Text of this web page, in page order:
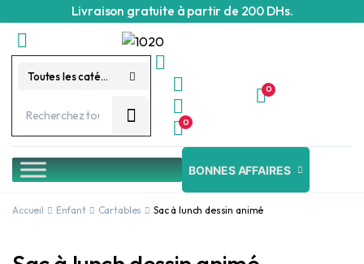
Livraison gratuite à partir de 200 DHs.
Toutes les catégories
0
0
BONNES AFFAIRES
Accueil Enfant Cartables Sac à lunch dessin animé